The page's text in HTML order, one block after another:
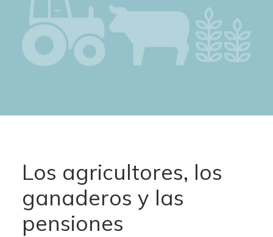
Los agricultores, los
ganaderos y las
pensiones